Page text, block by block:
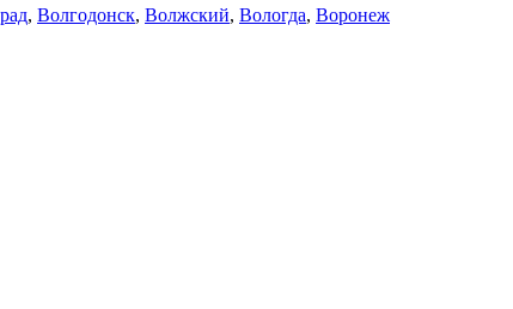
, Волгодонск, Волжский, Вологда, Воронеж